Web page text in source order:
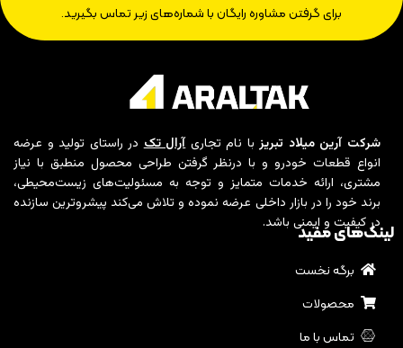
برای گرفتن مشاوره رایگان با شماره‌های زیر تماس بگیرید.
شرکت آرین میلاد تبریزبا نام تجاریآرال تکدر راستای تولید و عرضه
انواع قطعات خودرو و با درنظر گرفتن طراحی محصول منطبق با نیاز
مشتری، ارائه خدمات متمایز و توجه به مسئولیت‌های زیست‌محیطی،
برند خود را در بازار داخلی عرضه نموده و تلاش می‌کند پیشروترین سازنده
در کیفیت و ایمنی باشد.
لینک‌های مفید
برگه نخست
محصولات
تماس با ما